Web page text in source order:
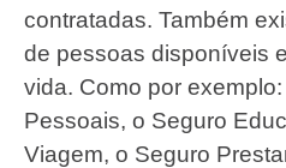
contratadas. Também
de pessoas disponíveis
vida. Como por
Pessoais, o Seguro
Viagem, o Seguro